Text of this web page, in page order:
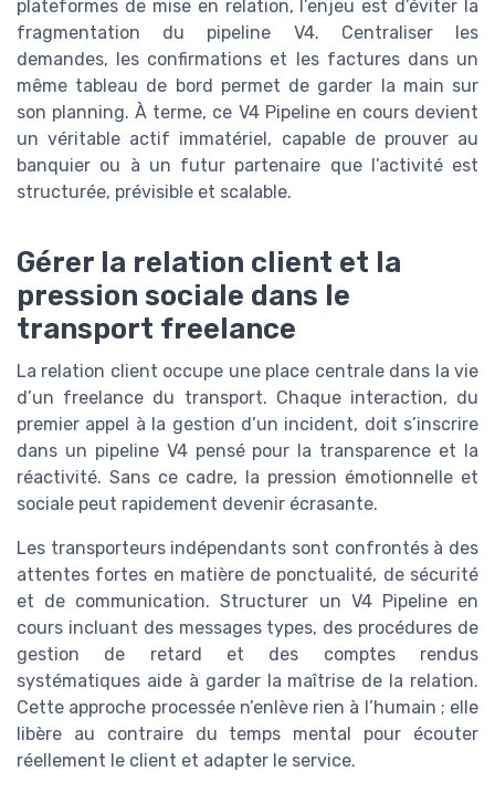
plateformes de mise en relation, l’enjeu est d’éviter la
fragmentation du pipeline V4. Centraliser les
demandes, les confirmations et les factures dans un
même tableau de bord permet de garder la main sur
son planning. À terme, ce V4 Pipeline en cours devient
un véritable actif immatériel, capable de prouver au
banquier ou à un futur partenaire que l’activité est
structurée, prévisible et scalable.
Gérer la relation client et la
pression sociale dans le
transport freelance
La relation client occupe une place centrale dans la vie
d’un freelance du transport. Chaque interaction, du
premier appel à la gestion d’un incident, doit s’inscrire
dans un pipeline V4 pensé pour la transparence et la
réactivité. Sans ce cadre, la pression émotionnelle et
sociale peut rapidement devenir écrasante.
Les transporteurs indépendants sont confrontés à des
attentes fortes en matière de ponctualité, de sécurité
et de communication. Structurer un V4 Pipeline en
cours incluant des messages types, des procédures de
gestion de retard et des comptes rendus
systématiques aide à garder la maîtrise de la relation.
Cette approche processée n’enlève rien à l’humain ; elle
libère au contraire du temps mental pour écouter
réellement le client et adapter le service.